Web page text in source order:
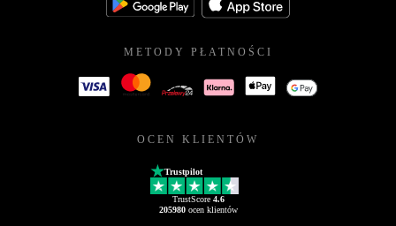
METODY PŁATNOŚCI
OCEN KLIENTÓW
Trustpilot
TrustScore 4.6
205980ocen klientów